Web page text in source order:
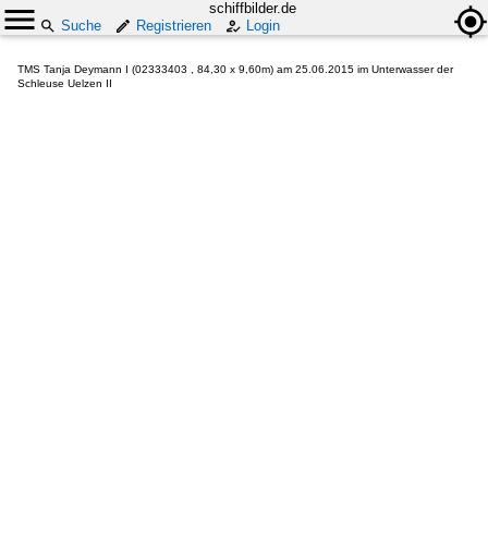
schiffbilder.de
Suche
Registrieren Login
TMS Tanja Deymann I (02333403 , 84,30 x 9,60m) am 25.06.2015 im Unterwasser der
Schleuse Uelzen II